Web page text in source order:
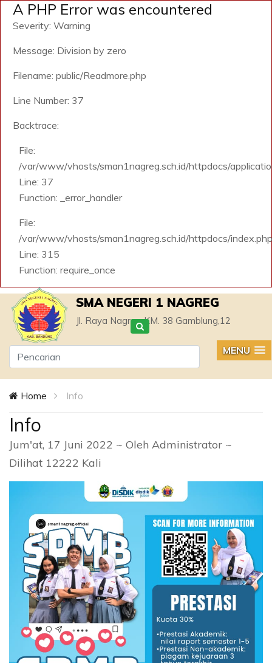
A PHP Error was encountered
Severity: Warning
Message: Division by zero
Filename: public/Readmore.php
Line Number: 37
Backtrace:
File:
/var/www/vhosts/sman1nagreg.sch.id/httpdocs/
Line: 37
Function: _error_handler
File:
/var/www/vhosts/sman1nagreg.sch.id/httpdocs/index.php
Line: 315
Function: require_once
SMA NEGERI 1 NAGREG
Jl. Raya Nagreg KM. 38 Gamblung,12
MENU
Home Info
Info
Jum'at, 17 Juni 2022 ~ Oleh Administrator ~
Dilihat 12222 Kali